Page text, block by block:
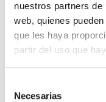
nuestros partners
web, quienes
que les haya
partir del uso que
Necesarias
Mueble de baño
2 cajones y 1 puerta,